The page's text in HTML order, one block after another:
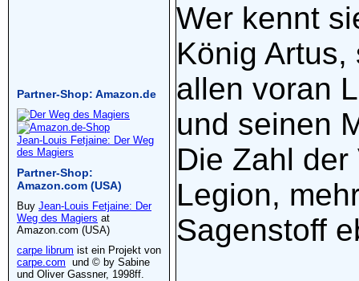
Wer kennt
König
allen voran
und seinen
Die Zahl
Legion,
Sagenstoff
Partner-Shop: Amazon.de
Jean-Louis Fetjaine: Der Weg
des Magiers
Partner-Shop:
Amazon.com (USA)
Buy Jean-Louis Fetjaine: Der
Weg des Magiers at
Amazon.com (USA)
carpe librum ist ein Projekt von
carpe.com und © by Sabine
und Oliver Gassner, 1998ff.